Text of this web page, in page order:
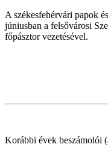
A székesfehérvári papok
júniusban a felsővárosi
főpásztor vezetésével.
Korábbi évek beszámolói